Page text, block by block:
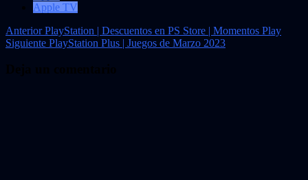
Apple TV
Navegación
de
AnteriorPlayStation | Descuentos en PS Store | Momentos Play
Siguiente PlayStation Plus | Juegos de Marzo 2023